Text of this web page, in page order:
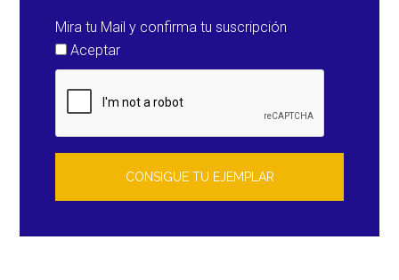
Mira tu Mail y confirma tu suscripción
Aceptar